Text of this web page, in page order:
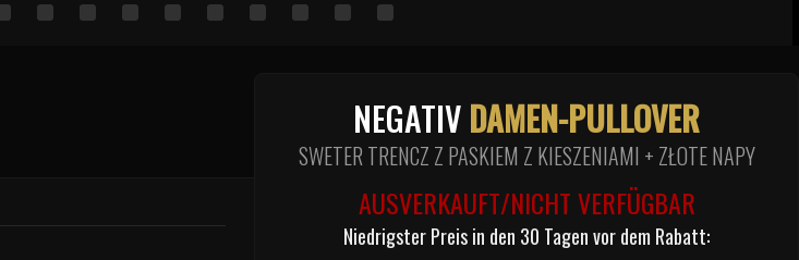
NEGATIV DAMEN-PULLOVER
SWETER TRENCZ Z PASKIEM Z KIESZENIAMI + ZŁOTE NAPY
AUSVERKAUFT/NICHT VERFÜGBAR
Niedrigster Preis in den 30 Tagen vor dem Rabatt: